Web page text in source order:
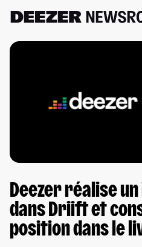
​​​​Deezer réalise
dans Driift et
position dans le